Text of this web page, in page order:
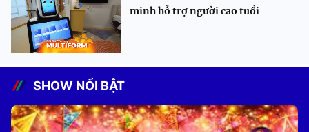
minh hỗ trợ người cao tuổi
SHOW NỔI BẬT